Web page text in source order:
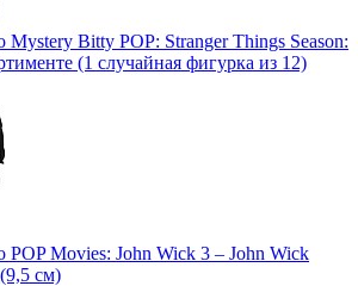
Bitty POP: Stranger Things Season:
(1 случайная фигурка из 12)
POP Movies: John Wick 3 – John Wick
см)